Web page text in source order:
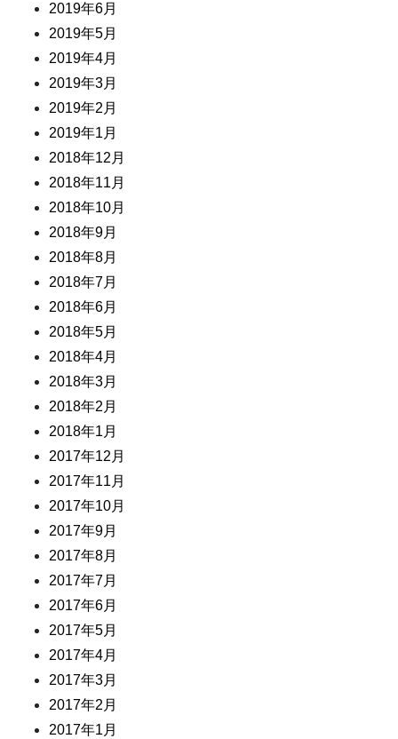
2019年6月
2019年5月
2019年4月
2019年3月
2019年2月
2019年1月
2018年12月
2018年11月
2018年10月
2018年9月
2018年8月
2018年7月
2018年6月
2018年5月
2018年4月
2018年3月
2018年2月
2018年1月
2017年12月
2017年11月
2017年10月
2017年9月
2017年8月
2017年7月
2017年6月
2017年5月
2017年4月
2017年3月
2017年2月
2017年1月